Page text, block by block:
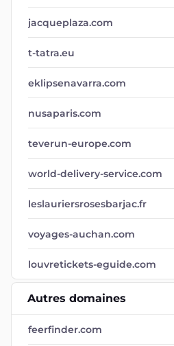
jacqueplaza.com
t-tatra.eu
eklipsenavarra.com
nusaparis.com
teverun-europe.com
world-delivery-service.com
leslauriersrosesbarjac.fr
voyages-auchan.com
louvretickets-eguide.com
Autres domaines
feerfinder.com